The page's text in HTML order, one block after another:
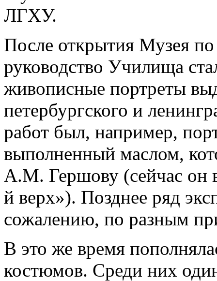
После открытия Музея
руководство Училища
живописные портреты
петербургского и
работ был, например,
выполненный маслом,
А.М. Гершову (сейчас он
й верх»). Позднее ряд
сожалению, по разным
В это же время
костюмов. Среди них